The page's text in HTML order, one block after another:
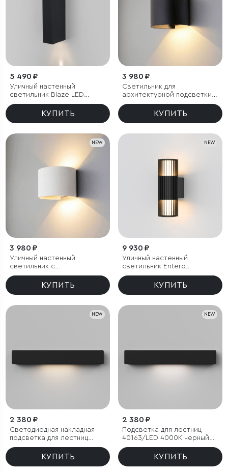
5 490 ₽
Уличный настенный
светильник Blaze LED
3000K черный IP65
КУПИТЬ
3 980 ₽
Светильник для
архитектурной подсветки
BLADE 3000K черный IP54
КУПИТЬ
NEW
3 980 ₽
Уличный настенный
светильник с
регулируемыми лучами
BLADE 3000K белый
КУПИТЬ
NEW
9 930 ₽
Уличный настенный
светильник Entero
(35189/W) 3000K черный
КУПИТЬ
NEW
2 380 ₽
Светодиодная накладная
подсветка для лестниц
40163/LED 3000К черный
КУПИТЬ
NEW
2 380 ₽
Подсветка для лестниц
40163/LED 4000К черный
IP65
КУПИТЬ